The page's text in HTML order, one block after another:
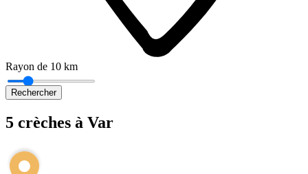
Rayon de 10 km
Rechercher
5 crèches à Var
+